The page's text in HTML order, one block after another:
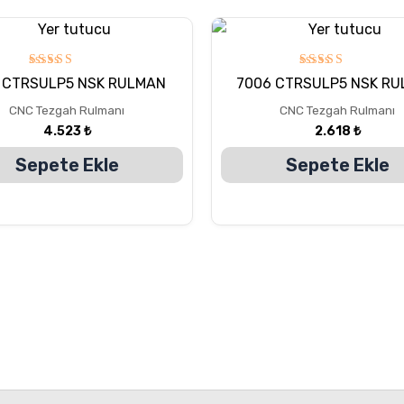
5
üzerinden
oy aldı
NSK RULMAN
CNC Tezgah Rulmanı
4.523₺
Sepete Ekle
5
üzerinden
oy aldı
7006 CTRSULP5 NSK
CNC Tezgah Rulmanı
2.618 ₺
Sepete Ekle